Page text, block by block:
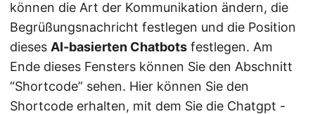
können die Art der Kommunikation ändern, die
Begrüßungsnachricht festlegen und die Position
dieses AI-basierten Chatbots festlegen. Am
Ende dieses Fensters können Sie den Abschnitt
“Shortcode” sehen. Hier können Sie den
Shortcode erhalten, mit dem Sie die Chatgpt -